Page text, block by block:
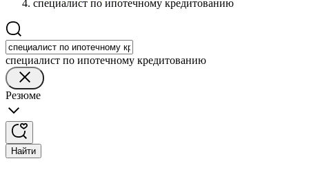
специалист по ипотечному кредитованию
специалист по ипотечному кредитованию
Резюме
Найти